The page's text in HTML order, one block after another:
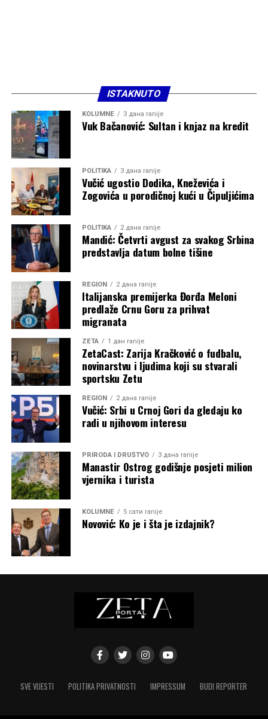
ISTAKNUTO
KOLUMNE 3 дана ranije
Vuk Bačanović: Sultan i knjaz na kredit
POLITIKA 3 дана ranije
Vučić ugostio Dodika, Kneževića i
Zogovića u porodičnoj kući u Čipuljićima
POLITIKA 2 дана ranije
Mandić: Četvrti avgust za svakog Srbina
predstavlja datum bolne tišine
REGION 2 дана ranije
Italijanska premijerka Đorđa Meloni
predlaže Crnu Goru za prihvat
migranata
ZETA 1 дан ranije
ZetaCast: Zarija Kračković o fudbalu,
novinarstvu i ljudima koji su stvarali
sportsku Zetu
REGION 2 дана ranije
Vučić: Srbi u Crnoj Gori da gledaju ko
radi u njihovom interesu
PRIRODA I DRUŠTVO 3 дана ranije
Manastir Ostrog godišnje posjeti milion
vjernika i turista
KOLUMNE 5 сати ranije
Novović: Ko je i šta je izdajnik?
SVE VIJESTI POLITIKA PRIVATNOSTI IMPRESSUM BUDI REPORTER